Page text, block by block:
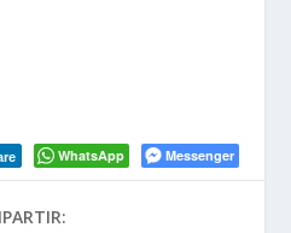
WhatsApp Messenger